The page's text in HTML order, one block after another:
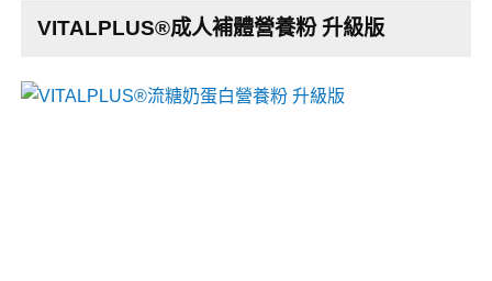
VITALPLUS®成人補體營養粉 升級版